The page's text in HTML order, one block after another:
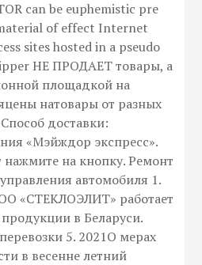
can be euphemistic pre
of effect Internet
sites hosted in a pseudo
НЕ ПРОДАЕТ товары, а
площадкой на
натовары от разных
доставки:
«Мэйждор экспресс».
нажмите на кнопку. Ремонт
автомобиля 1.
«СТЕКЛОЭЛИТ» работает
в Беларуси.
5. 2021О мерах
в весенне летний